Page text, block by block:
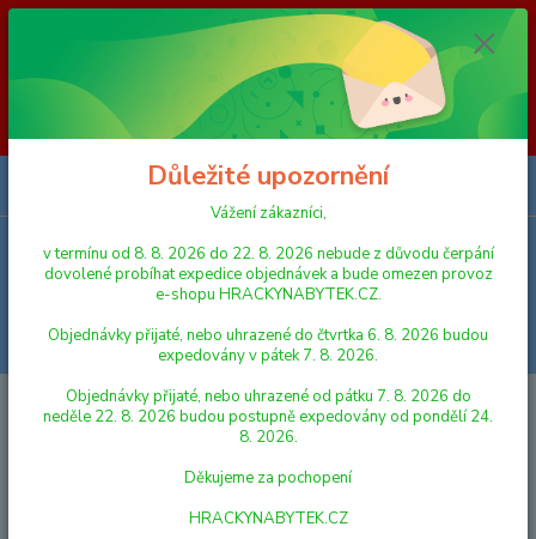
Vážení zákazníci, v termínu od 8. 8. 2026 do 23. 8. 2026 nebude z
důvodu čerpání dovolené probíhat expedice objednávek a bude omezen
provoz e-shopu HRACKYNABYTEK.CZ. Objednávky přijaté, nebo
uhrazené do čtvrtka 6. 8. 2026 budou expedovány v pátek 7. 8. 2026.
Objednávky přijaté, nebo uhrazené od pátku 7. 8. 2026 do neděle 23. 8.
2026 budou postupně expedovány od pondělí 24. 8. 2026. Děkujeme za
pochopení HRACKYNABYTEK.CZ
Menu
Hledat
HRY A HLAVOLAMY Detoa Pexeso zvířátka a jejich stíny
Detoa Pexeso zvířátka a jejich
Důležité upozornění
Vážení zákazníci,
v termínu od 8. 8. 2026 do 22. 8. 2026 nebude z důvodu čerpání
dovolené probíhat expedice objednávek a bude omezen provoz
e-shopu HRACKYNABYTEK.CZ.
Objednávky přijaté, nebo uhrazené do čtvrtka 6. 8. 2026 budou
expedovány v pátek 7. 8. 2026.
Objednávky přijaté, nebo uhrazené od pátku 7. 8. 2026 do
neděle 22. 8. 2026 budou postupně expedovány od pondělí 24.
8. 2026.
Děkujeme za pochopení
HRACKYNABYTEK.CZ